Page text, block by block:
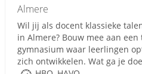
Almere
Wil jij als docent klassieke
in Almere? Bouw mee aan
gymnasium waar leerlingen
zich ontwikkelen. Wat ga je